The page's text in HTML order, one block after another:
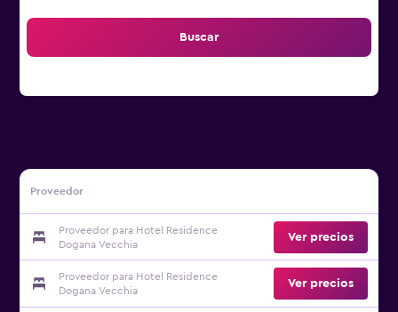
Buscar
Proveedor
Proveedor para Hotel Residence
Dogana Vecchia
Ver precios
Proveedor para Hotel Residence
Dogana Vecchia
Ver precios